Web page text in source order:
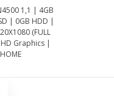
1,1 | 4GB
| 0GB HDD |
(FULL
Graphics |